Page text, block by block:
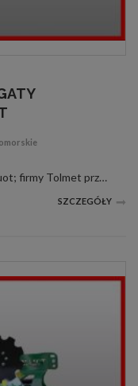
Agregat bezorkowy typu &quot;Delta&quot; firmy Tolmet przeznaczony jest do uprawy bezorkowej. Z lemieszami bocznymi wykonuje się zabiegi do 15 cm w ziemii, natomiast bez lemieszy bocznych do 30 cm. Agregat wykonany jest bardzo solidnie i precyzyjnie. ...
SZCZEGÓŁY